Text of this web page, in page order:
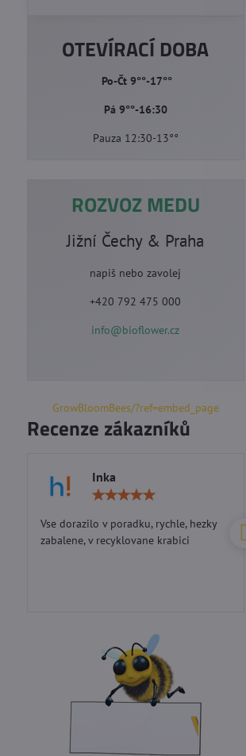
OTEVÍRACÍ DOBA
Po-Čt 9°°-17°°
Pá 9°°-16:30
Pauza 12:30-13°°
ROZVOZ MEDU
Jižní Čechy & Praha
napiš nebo zavolej
+420 792 475 000
info@bioflower.cz
GrowBloomBees/?ref=embed_page
Recenze zákazníků
Inka
5
Vse dorazilo v poradku, rychle, hezky
zabalene, v recyklovane krabici
Výkup